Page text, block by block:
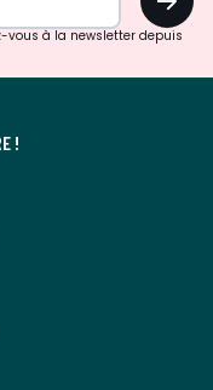
vous à la newsletter depuis
!